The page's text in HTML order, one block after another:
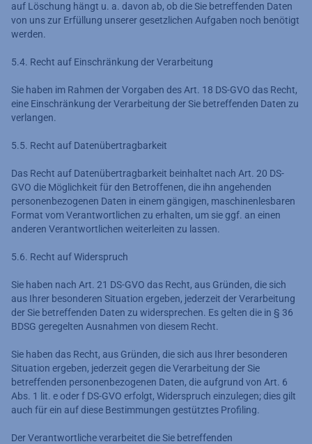
auf Löschung hängt u. a. davon ab, ob die Sie betreffenden Daten
von uns zur Erfüllung unserer gesetzlichen Aufgaben noch benötigt
werden.
5.4. Recht auf Einschränkung der Verarbeitung
Sie haben im Rahmen der Vorgaben des Art. 18 DS-GVO das Recht,
eine Einschränkung der Verarbeitung der Sie betreffenden Daten zu
verlangen.
5.5. Recht auf Datenübertragbarkeit
Das Recht auf Datenübertragbarkeit beinhaltet nach Art. 20 DS-
GVO die Möglichkeit für den Betroffenen, die ihn angehenden
personenbezogenen Daten in einem gängigen, maschinenlesbaren
Format vom Verantwortlichen zu erhalten, um sie ggf. an einen
anderen Verantwortlichen weiterleiten zu lassen.
5.6. Recht auf Widerspruch
Sie haben nach Art. 21 DS-GVO das Recht, aus Gründen, die sich
aus Ihrer besonderen Situation ergeben, jederzeit der Verarbeitung
der Sie betreffenden Daten zu widersprechen. Es gelten die in § 36
BDSG geregelten Ausnahmen von diesem Recht.
Sie haben das Recht, aus Gründen, die sich aus Ihrer besonderen
Situation ergeben, jederzeit gegen die Verarbeitung der Sie
betreffenden personenbezogenen Daten, die aufgrund von Art. 6
Abs. 1 lit. e oder f DS-GVO erfolgt, Widerspruch einzulegen; dies gilt
auch für ein auf diese Bestimmungen gestütztes Profiling.
Der Verantwortliche verarbeitet die Sie betreffenden